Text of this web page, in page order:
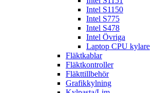
Intel S1150
Intel S775
Intel S478
Intel Övriga
Laptop CPU kylare
Fläktkablar
Fläktkontroller
Fläkttillbehör
Grafikkylning